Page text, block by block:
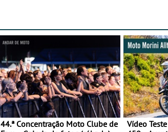
44.ª Concentração Moto Clube de
Vídeo